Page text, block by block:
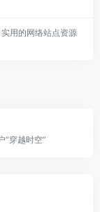
用的网络站点资源
“穿越时空”